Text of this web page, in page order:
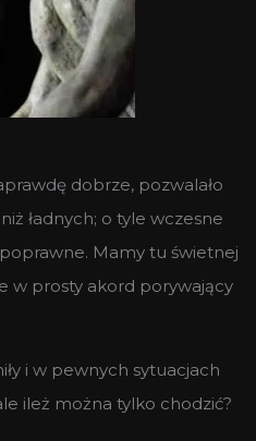
dobrze, pozwalało
ładnych; o tyle wczesne
Mamy tu świetnej
w prosty akord porywający
i w pewnych sytuacjach
ileż można tylko chodzić?